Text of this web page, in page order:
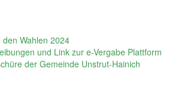
Wahlen 2024
und Link zur e-Vergabe Plattform
der Gemeinde Unstrut-Hainich